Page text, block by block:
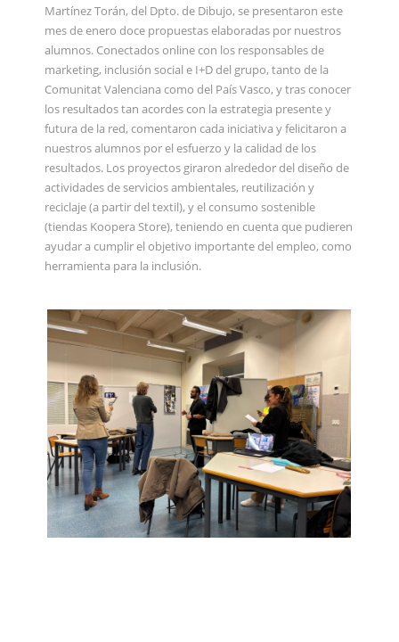
Martínez Torán, del Dpto. de Dibujo, se presentaron este
mes de enero doce propuestas elaboradas por nuestros
alumnos. Conectados online con los responsables de
marketing, inclusión social e I+D del grupo, tanto de la
Comunitat Valenciana como del País Vasco, y tras conocer
los resultados tan acordes con la estrategia presente y
futura de la red, comentaron cada iniciativa y felicitaron a
nuestros alumnos por el esfuerzo y la calidad de los
resultados. Los proyectos giraron alrededor del diseño de
actividades de servicios ambientales, reutilización y
reciclaje (a partir del textil), y el consumo sostenible
(tiendas Koopera Store), teniendo en cuenta que pudieren
ayudar a cumplir el objetivo importante del empleo, como
herramienta para la inclusión.